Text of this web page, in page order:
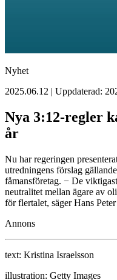
Nyhet
2025.06.12 | Uppdaterad:
Nya 3:12-regler
år
Nu har regeringen
utredningens förslag
fåmansföretag. − De
neutralitet mellan ägare av
för flertalet, säger Hans
Annons
text: Kristina Israelsson
illustration: Getty Images